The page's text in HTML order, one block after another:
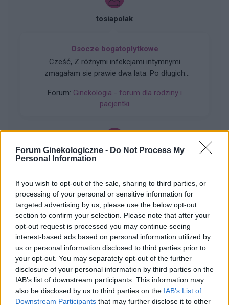
Forum Ginekologiczne - Do Not Process My
Personal Information
If you wish to opt-out of the sale, sharing to third parties, or
processing of your personal or sensitive information for
targeted advertising by us, please use the below opt-out
section to confirm your selection. Please note that after your
opt-out request is processed you may continue seeing
interest-based ads based on personal information utilized by
us or personal information disclosed to third parties prior to
your opt-out. You may separately opt-out of the further
disclosure of your personal information by third parties on the
IAB’s list of downstream participants. This information may
also be disclosed by us to third parties on the IAB’s List of
Downstream Participants that may further disclose it to other
tosiapolak
Osocze bogatoplytkowe
Cześć, Z różnymi infekcjami intymnymi
zmagałam sie prawie dwa lata. Po długich
problem pozostał, czuję ciągły dyskomfort oraz
mam zaczerwienienia w bruzdach między
chciałaby wykonac u mnie osocze
Was miala wykonywany tali zabieg i moze cos o
nim wiecej sie wypowiedzieć. Będę wdzięczna
Forum: Ginekologia - forum dla rodziny i
pacjentki
Histeroskopia
Mam planowany zabieg histeroskopii od kilku
miesięcy. Ze względu na problemy hormonalne
mam nieregularne miesiaczki. Tak się składa, że
mam zabieg a pojawiła mi się miesiączka. Czy
podczas lekkich plamień na początku cyklu
można wykonać zabieg?
Forum:
Ginekologia - forum dla rodziny i
pacjentki
gość